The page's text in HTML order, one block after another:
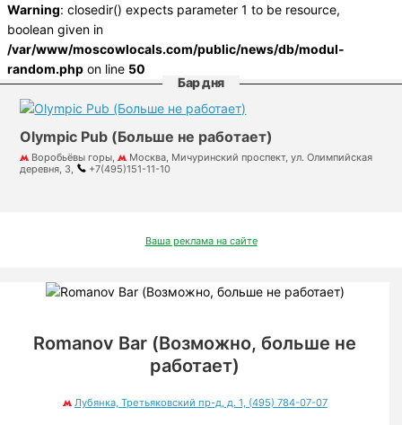
Warning: closedir() expects parameter 1 to be resource,
boolean given in
/var/www/moscowlocals.com/public/news/db/modul-
random.phpon line 50
Бар дня
Olympic Pub (Больше не работает)
Воробьёвы горы,
Москва, Мичуринский проспект, ул. Олимпийская
деревня, 3,
+7(495)151-11-10
Ваша реклама на сайте
Romanov Bar (Возможно, больше не
работает)
Лубянка, Третьяковский пр-д, д. 1, (495) 784-07-07